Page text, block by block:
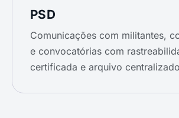
PSD
Comunicações com militantes,
e convocatórias com
certificada e arquivo